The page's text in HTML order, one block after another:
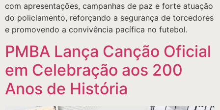
com apresentações, campanhas de paz e forte atuação
do policiamento, reforçando a segurança de torcedores
e promovendo a convivência pacífica no futebol.
PMBA Lança Canção Oficial
em Celebração aos 200
Anos de História